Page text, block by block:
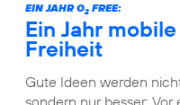
EIN JAHR O2FREE:
Ein Jahr mobile
Freiheit
Gute Ideen werden
sondern nur besser: Vor